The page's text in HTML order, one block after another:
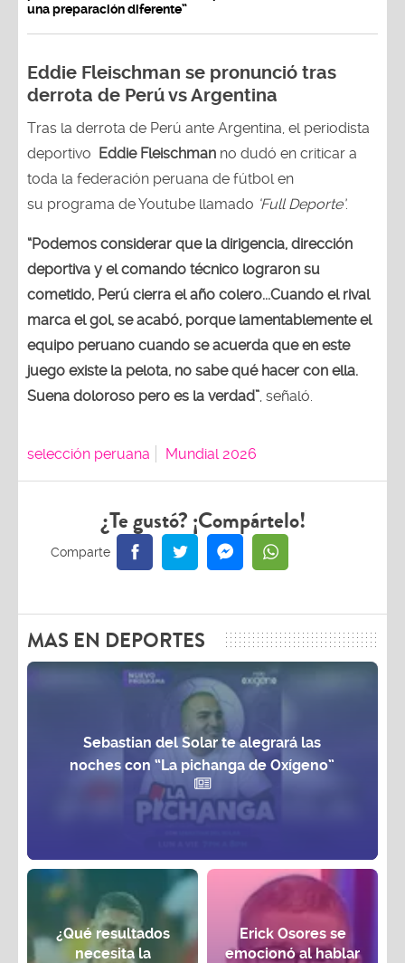
una preparación diferente”
Eddie Fleischman se pronunció tras
derrota de Perú vs Argentina
Tras la derrota de Perú ante Argentina, el periodista
deportivo
Eddie Fleischman no dudó en criticar a
toda la federación peruana de fútbol en
su programa de Youtube llamado ‘Full Deporte’.
“Podemos considerar que la dirigencia, dirección
deportiva y el comando técnico lograron su
cometido, Perú cierra el año colero...Cuando el rival
marca el gol, se acabó, porque lamentablemente el
equipo peruano cuando se acuerda que en este
juego existe la pelota, no sabe qué hacer con ella.
Suena doloroso pero es la verdad”, señaló.
selección peruana Mundial 2026
¿Te gustó? ¡Compártelo!
MAS EN DEPORTES
Sebastian del Solar te alegrará las
noches con “La pichanga de Oxígeno”
¿Qué resultados
necesita la
Erick Osores se
emocionó al hablar